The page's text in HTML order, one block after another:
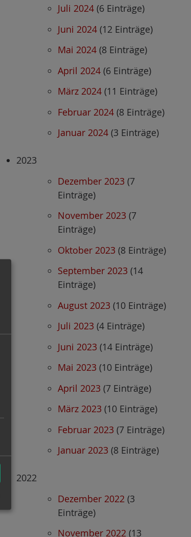
Juli 2024 (6 Einträge)
Juni 2024 (12 Einträge)
Mai 2024 (8 Einträge)
April 2024 (6 Einträge)
März 2024 (11 Einträge)
Februar 2024 (8 Einträge)
Januar 2024 (3 Einträge)
2023
Dezember 2023 (7
Einträge)
November 2023 (7
Einträge)
Oktober 2023 (8 Einträge)
September 2023 (14
Einträge)
August 2023 (10 Einträge)
Juli 2023 (4 Einträge)
Juni 2023 (14 Einträge)
Mai 2023 (10 Einträge)
April 2023 (7 Einträge)
März 2023 (10 Einträge)
Februar 2023 (7 Einträge)
Januar 2023 (8 Einträge)
2022
Dezember 2022 (3
Einträge)
November 2022 (13